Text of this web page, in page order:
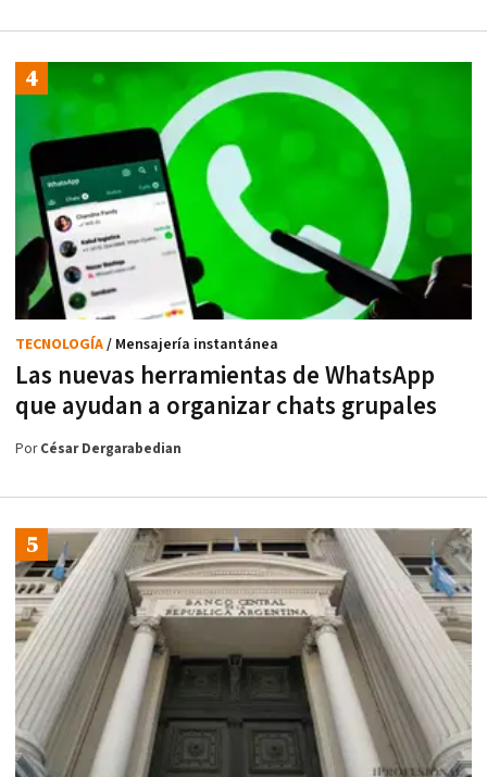
Las nuevas herramientas de WhatsApp
que ayudan a organizar chats grupales
TECNOLOGÍA/ Mensajería instantánea
PorCésar Dergarabedian